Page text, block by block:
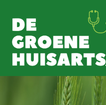
naar
inhoud